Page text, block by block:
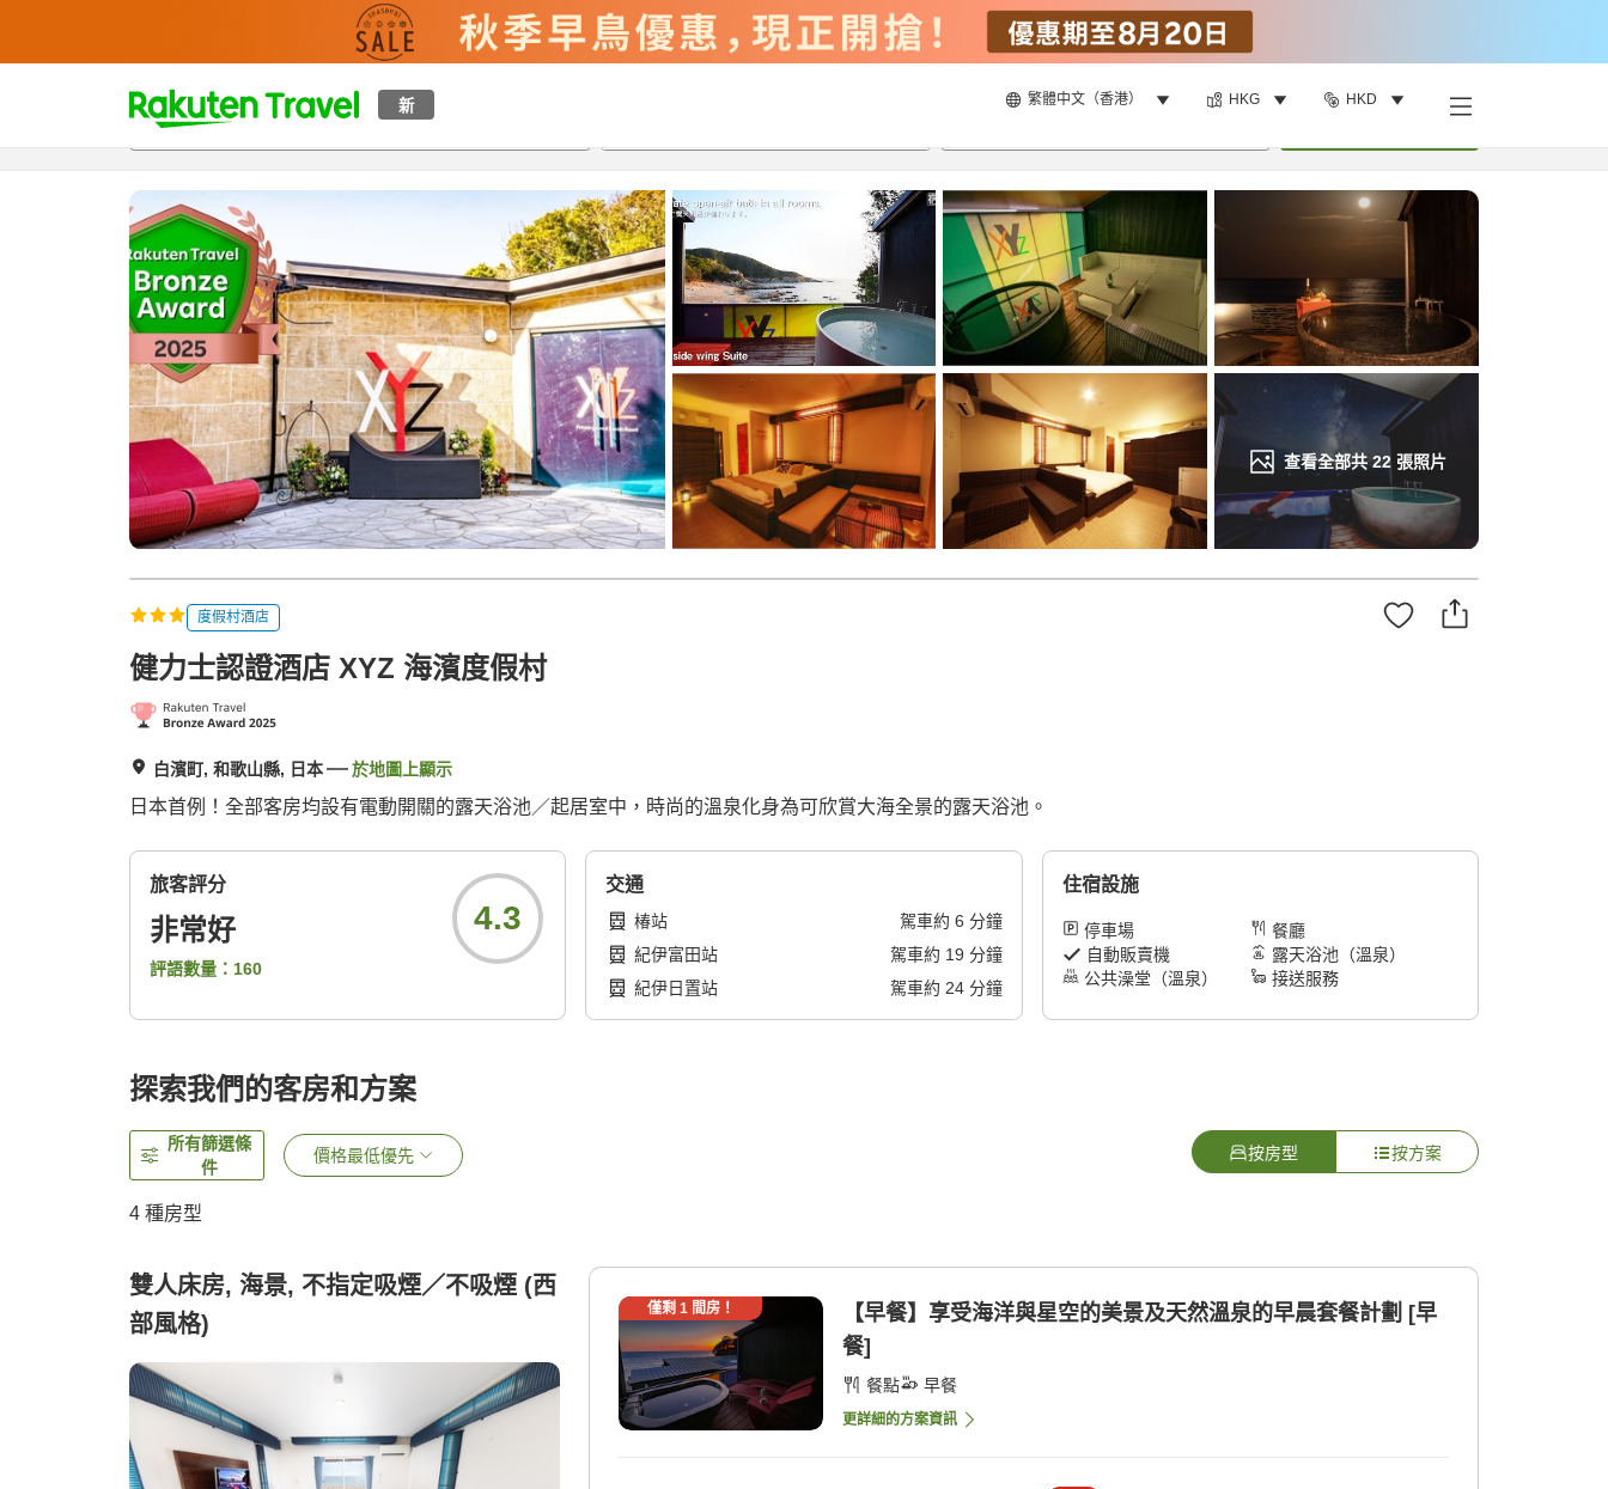
新 繁體中文（香港） HKG HKD
t
p
a
g
e
_
s
e
r
c
h
查看全部共22張照片
概覽房間及住宿方案 評價設施
度假村酒店
健力士認證酒店 XYZ 海濱度假村
白濱町, 和歌山縣, 日本 於地圖上顯示
日本首例！全部客房均設有電動開關的露天浴池／起居室中，時尚的溫泉化身為可欣賞大海全景的露天浴池。
旅客評分
非常好
評語數量： 160
4.3
交通
椿站 駕車約 6 分鐘
紀伊富田站
駕車約 19 分鐘
紀伊日置站
駕車約 24分鐘
住宿設施
停車場
餐廳
自動販賣機
露天浴池（溫泉）
公共澡堂（溫泉）
接送服務
探索我們的客房和方案
所有篩選條
件
價格最低優先 按房型 按方案
4 種房型
雙人床房, 海景, 不指定吸煙／不吸煙 (西
部風格)
僅剩 1間房！
【早餐】享受海洋與星空的美景及天然溫泉的早晨套餐計劃 [早
餐]
餐點 早餐
更詳細的方案資訊